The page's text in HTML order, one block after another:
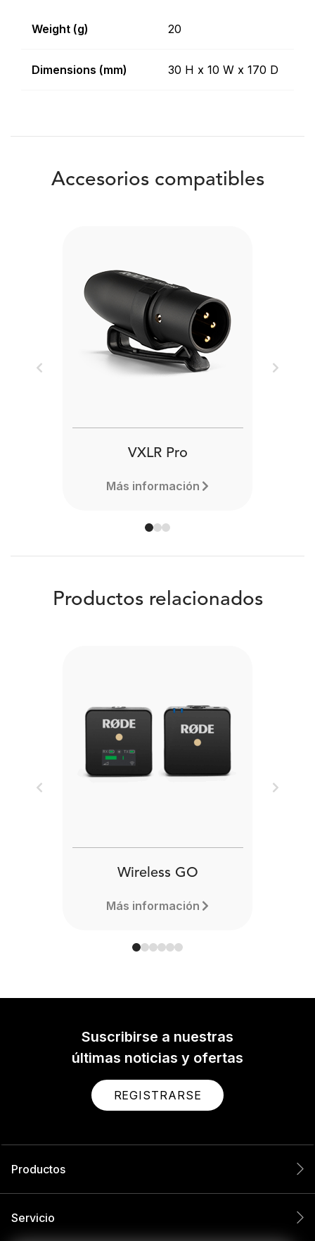
Weight (g) 20
Dimensions (mm) 30 H x 10 W x 170 D
Accesorios compatibles
VXLR Pro
Más información
Previous Next
Productos relacionados
Wireless GO
Más información
Previous Next
Suscribirse a nuestras
últimas noticias y ofertas
REGISTRARSE
Productos
Servicio